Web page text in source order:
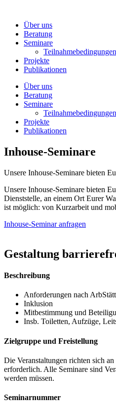
wechselnÜber uns
Beratung
Seminare
Teilnahmebedingungen
Projekte
Publikationen
Über uns
Beratung
Seminare
Teilnahmebedingungen
Projekte
Publikationen
Inhouse-Seminare
Unsere Inhouse-Seminare bieten
Unsere Inhouse-Seminare bieten
Dienststelle, an einem Ort Eurer
ist möglich: von Kurzarbeit und
Inhouse-Seminar anfragen
Gestaltung
Beschreibung
Anforderungen nach
Inklusion
Mitbestimmung und
Insb. Toiletten, Aufzüge,
Zielgruppe und Freistellung
Die Veranstaltungen richten sich
erforderlich. Alle Seminare sind
werden müssen.
Seminarnummer